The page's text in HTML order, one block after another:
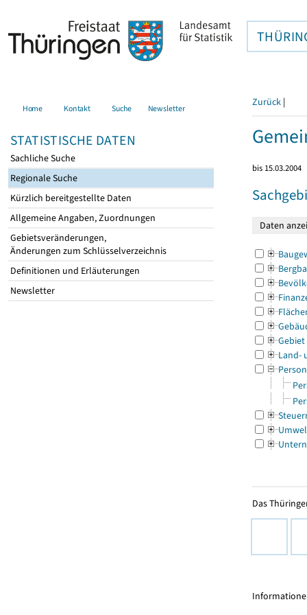
Home Kontakt Suche Newsletter
STATISTISCHE DATEN
Sachliche Suche
Regionale Suche
Kürzlich bereitgestellte Daten
Allgemeine Angaben, Zuordnungen
Gebietsveränderungen,
Änderungen zum Schlüsselverzeichnis
Definitionen und Erläuterungen
Newsletter
Zurück |
bis 15.03.2004
Gebiet
Land-
Das